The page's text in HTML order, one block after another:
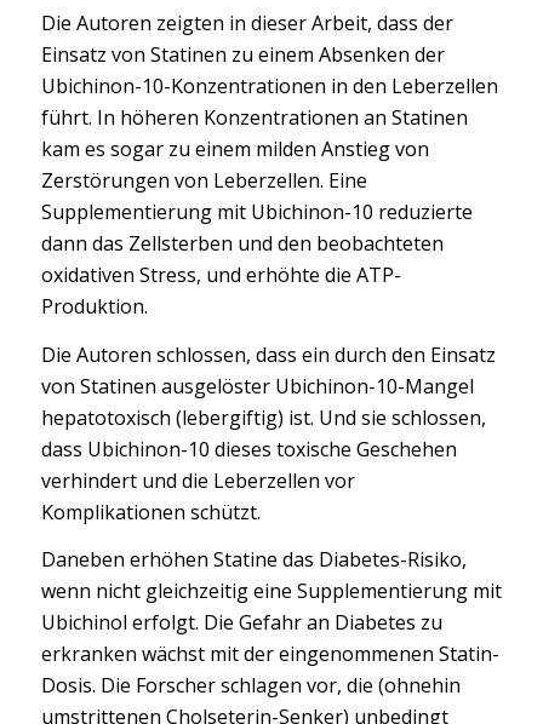
Die Autoren zeigten in dieser Arbeit, dass der
Einsatz von Statinen zu einem Absenken der
Ubichinon-10-Konzentrationen in den Leberzellen
führt. In höheren Konzentrationen an Statinen
kam es sogar zu einem milden Anstieg von
Zerstörungen von Leberzellen. Eine
Supplementierung mit Ubichinon-10 reduzierte
dann das Zellsterben und den beobachteten
oxidativen Stress, und erhöhte die ATP-
Produktion.
Die Autoren schlossen, dass ein durch den Einsatz
von Statinen ausgelöster Ubichinon-10-Mangel
hepatotoxisch (lebergiftig) ist. Und sie schlossen,
dass Ubichinon-10 dieses toxische Geschehen
verhindert und die Leberzellen vor
Komplikationen schützt.
Daneben erhöhen Statine das Diabetes-Risiko,
wenn nicht gleichzeitig eine Supplementierung mit
Ubichinol erfolgt. Die Gefahr an Diabetes zu
erkranken wächst mit der eingenommenen Statin-
Dosis. Die Forscher schlagen vor, die (ohnehin
umstrittenen Cholseterin-Senker) unbedingt